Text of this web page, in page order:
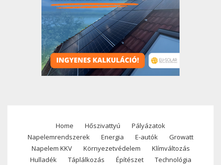
Footer
menu
Home Hőszivattyú
Pályázatok
Napelemrendszerek
Energia E-autók
Growatt
Napelem KKV
Környezetvédelem
Klímváltozás
Hulladék
Táplálkozás Építészet Technológia